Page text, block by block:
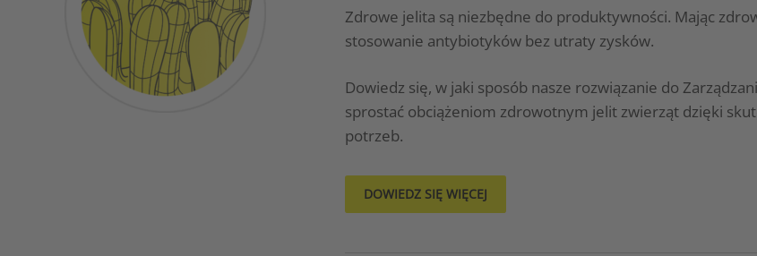
Zdrowe jelita są niezbędne do produktywności. Mając
stosowanie antybiotyków bez utraty zysków.
Dowiedz się, w jaki sposób nasze rozwiązanie do
sprostać obciążeniom zdrowotnym jelit zwierząt dzięki
potrzeb.
DOWIEDZ SIĘ WIĘCEJ